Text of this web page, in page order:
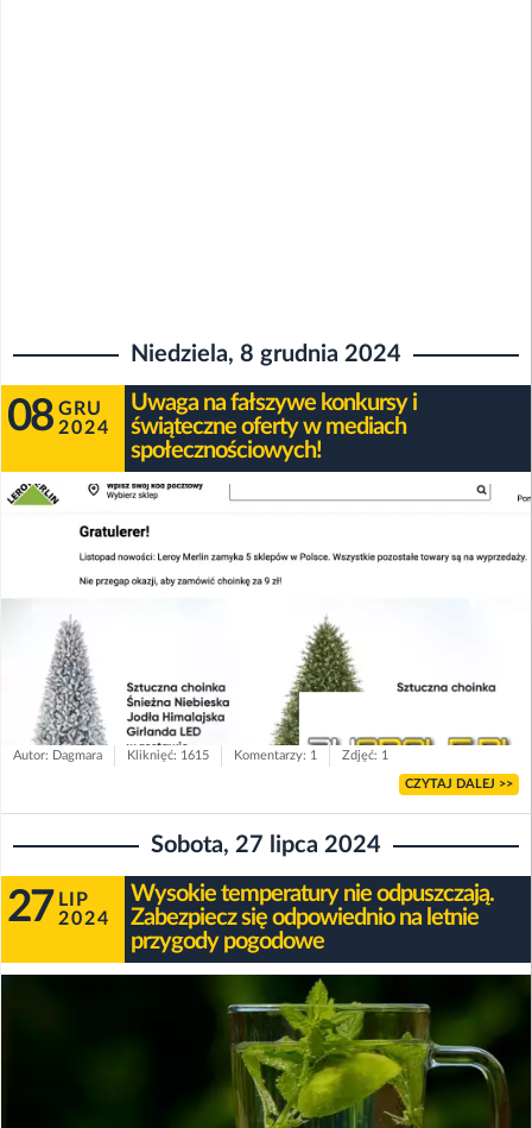
Niedziela, 8 grudnia 2024
08 GRU
2024
Uwaga na fałszywe konkursy i
świąteczne oferty w mediach
społecznościowych!
Autor: Dagmara Kliknięć: 1615 Komentarzy: 1 Zdjęć: 1
CZYTAJ DALEJ >>
Sobota, 27 lipca 2024
27 LIP
2024
Wysokie temperatury nie odpuszczają.
Zabezpiecz się odpowiednio na letnie
przygody pogodowe